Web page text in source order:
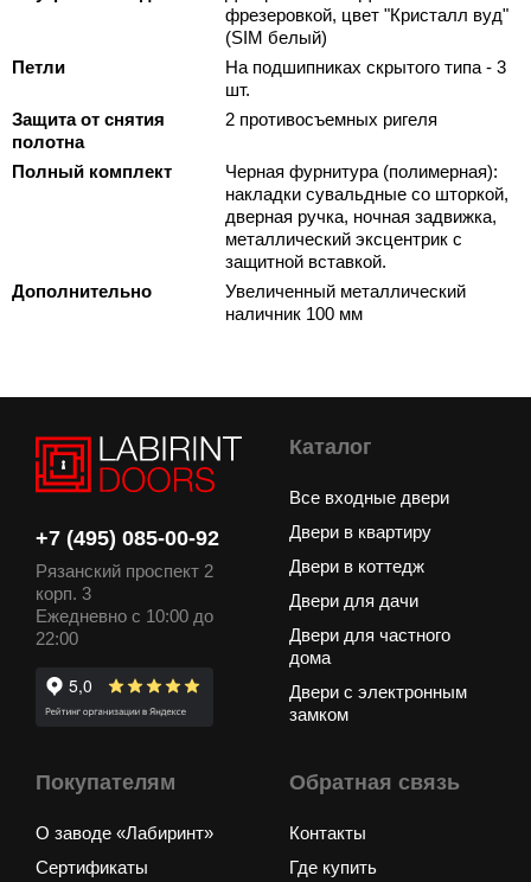
фрезеровкой, цвет "Кристалл вуд"
(SIM белый)
Петли
На подшипниках скрытого типа - 3
шт.
Защита от снятия
полотна
2 противосъемных ригеля
Полный комплект
Черная фурнитура (полимерная):
накладки сувальдные со шторкой,
дверная ручка, ночная задвижка,
металлический эксцентрик с
защитной вставкой.
Дополнительно
Увеличенный металлический
наличник 100 мм
+7 (495) 085-00-92
Рязанский проспект 2
корп. 3
Ежедневно с 10:00 до
22:00
Каталог
Все входные двери
Двери в квартиру
Двери в коттедж
Двери для дачи
Двери для частного
дома
Двери с электронным
замком
Покупателям
О заводе «Лабиринт»
Сертификаты
Обратная связь
Контакты
Где купить